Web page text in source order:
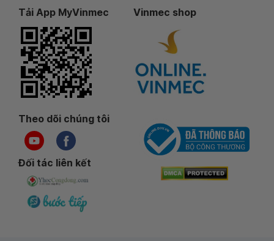
Tải App MyVinmec Vinmec shop
Theo dõi chúng tôi
Đối tác liên kết